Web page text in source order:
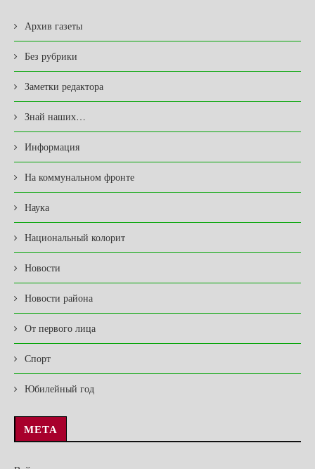
Архив газеты
Без рубрики
Заметки редактора
Знай наших…
Информация
На коммунальном фронте
Наука
Национальный колорит
Новости
Новости района
От первого лица
Спорт
Юбилейный год
МЕТА